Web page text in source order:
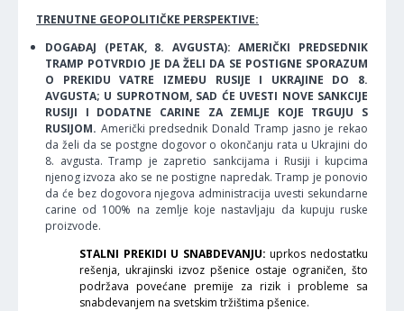
TRENUTNE GEOPOLITIČKE PERSPEKTIVE:
DOGAĐAJ (PETAK, 8. AVGUSTA): AMERIČKI PREDSEDNIK
TRAMP POTVRDIO JE DA ŽELI DA SE POSTIGNE SPORAZUM
O PREKIDU VATRE IZMEĐU RUSIJE I UKRAJINE DO 8.
AVGUSTA; U SUPROTNOM, SAD ĆE UVESTI NOVE SANKCIJE
RUSIJI I DODATNE CARINE ZA ZEMLJE KOJE TRGUJU S
RUSIJOM. Američki predsednik Donald Tramp jasno je rekao
da želi da se postgne dogovor o okončanju rata u Ukrajini do
8. avgusta. Tramp je zapretio sankcijama i Rusiji i kupcima
njenog izvoza ako se ne postigne napredak. Tramp je ponovio
da će bez dogovora njegova administracija uvesti sekundarne
carine od 100% na zemlje koje nastavljaju da kupuju ruske
proizvode.
STALNI PREKIDI U SNABDEVANJU: uprkos nedostatku
rešenja, ukrajinski izvoz pšenice ostaje ograničen, što
podržava povećane premije za rizik i probleme sa
snabdevanjem na svetskim tržištima pšenice.